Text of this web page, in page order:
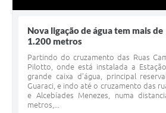
Nova ligação de água tem mais de
1.200 metros
Partindo do cruzamento das Ruas
Pilotto, onde está instalada a
grande caixa d’água, principal
Guaraci, e indo até o cruzamento das
e Alcebíades Menezes, numa
metros,...